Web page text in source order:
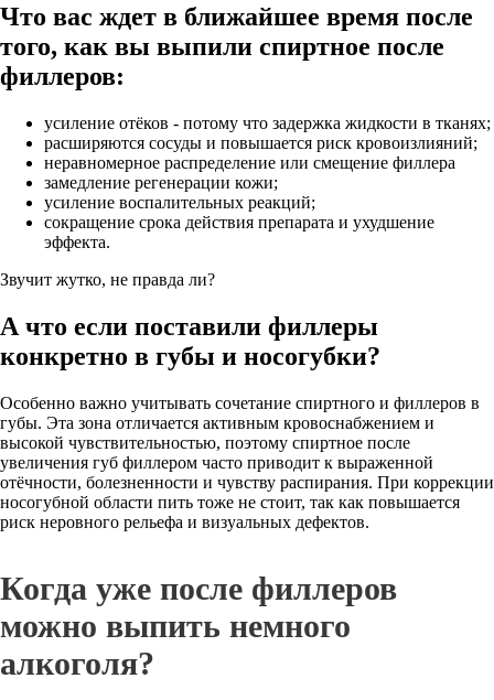
Что вас ждет в ближайшее время после
того, как вы выпили спиртное после
филлеров:
усиление отёков - потому что задержка жидкости в тканях;
расширяются сосуды и повышается риск кровоизлияний;
неравномерное распределение или смещение филлера
замедление регенерации кожи;
усиление воспалительных реакций;
сокращение срока действия препарата и ухудшение
эффекта.
Звучит жутко, не правда ли?
А что если поставили филлеры
конкретно в губы и носогубки?
Особенно важно учитывать сочетание спиртного и филлеров в
губы. Эта зона отличается активным кровоснабжением и
высокой чувствительностью, поэтому спиртное после
увеличения губ филлером часто приводит к выраженной
отёчности, болезненности и чувству распирания. При коррекции
носогубной области пить тоже не стоит, так как повышается
риск неровного рельефа и визуальных дефектов.
Когда уже после филлеров
можно выпить немного
алкоголя?